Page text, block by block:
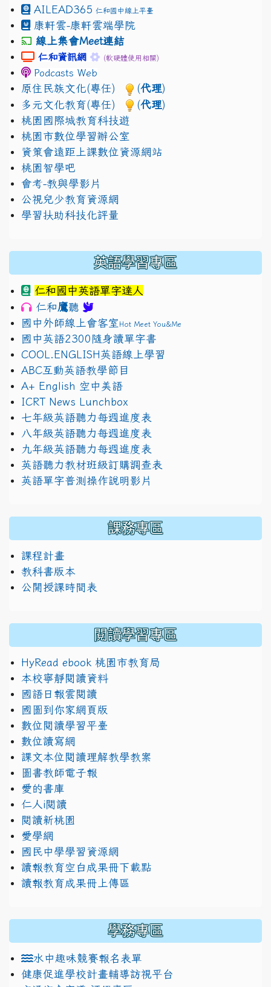
AILEAD365 仁和國中線上平臺
康軒雲-康軒雲端學院
線上集會Meet連結
link to https://sites.google.com/
仁和資訊網 link to https://sites.google.com/
(軟硬體使用相關)
Podcasts Web
原住民族文化(專任) (代理)
多元文化教育(專任)
(代理)
桃園國際城教育科技遊
桃園市數位學習辦公室
資策會遠距上課數位資源網站
桃園智學吧
會考-教與學影片
公視兒少教育資源網
學習扶助科技化評量
英語學習專區
仁和國中英語單字達人
仁和鷹聽
國中外師線上會客室Hot Meet You&Me
國中英語2300隨身讀單字書
COOL.ENGLISH英語線上學習
ABC互動英語教學節目
A+ English 空中美語
ICRT News Lunchbox
七年級英語聽力每週進度表
八年級英語聽力每週進度表
九年級英語聽力每週進度表
英語聽力教材班級訂購調查表
英語單字普測操作說明影片
課務專區
課程計畫
教科書版本
公開授課時間表
閱讀學習專區
HyRead ebook 桃園市教育局
本校寧靜閱讀資料
國語日報雲閱讀
國圖到你家網頁版
數位閱讀學習平臺
數位讀寫網
課文本位閱讀理解教學教案
圖書教師電子報
愛的書庫
仁人i閱讀
閱讀新桃園
愛學網
國民中學學習資源網
讀報教育空白成果冊下載點
讀報教育成果冊上傳區
學務專區
水中趣味競賽報名表單
健康促進學校計畫輔導訪視平台